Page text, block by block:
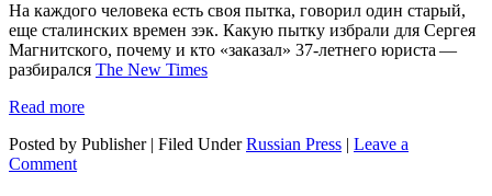
На каждого человека есть своя пытка, говорил один старый,
еще сталинских времен зэк. Какую пытку избрали для Сергея
Магнитского, почему и кто «заказал» 37-летнего юриста —
разбирался The New Times
Read more
Posted by Publisher | Filed UnderRussian Press | Leave a
Comment